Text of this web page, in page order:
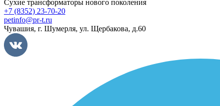
Сухие трансформаторы нового поколения
+7 (8352) 23-70-20
petinfo@pr-t.ru
Чувашия, г. Шумерля, ул. Щербакова, д.60